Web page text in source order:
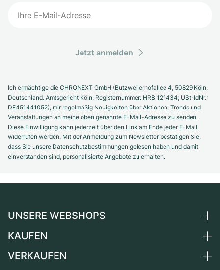
Jetzt anmelden
Ich ermächtige die CHRONEXT GmbH (Butzweilerhofallee 4, 50829 Köln,
Deutschland. Amtsgericht Köln, Registernummer: HRB 121434; USt-IdNr.:
DE451441052), mir regelmäßig Neuigkeiten über Aktionen, Trends und
Veranstaltungen an meine oben genannte E-Mail-Adresse zu senden.
Diese Einwilligung kann jederzeit über den Link am Ende jeder E-Mail
widerrufen werden. Mit der Anmeldung zum Newsletter bestätigen Sie,
dass Sie unsere Datenschutzbestimmungen gelesen haben und damit
einverstanden sind, personalisierte Angebote zu erhalten.
UNSERE WEBSHOPS
Deutschland
KAUFEN
Alle Luxusuhren
VERKAUFEN